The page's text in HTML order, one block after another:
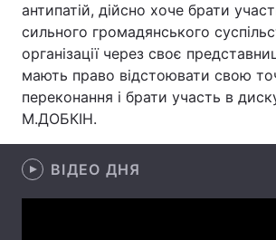
Спорт Наука
Техно і зв'язок Лайт
Зброя Інциденти
антипатій, дійсно хоче брати
сильного громадянського
організації через своє
мають право відстоювати свою
переконання і брати участь в
М.ДОБКІН.
ВІДЕО ДНЯ